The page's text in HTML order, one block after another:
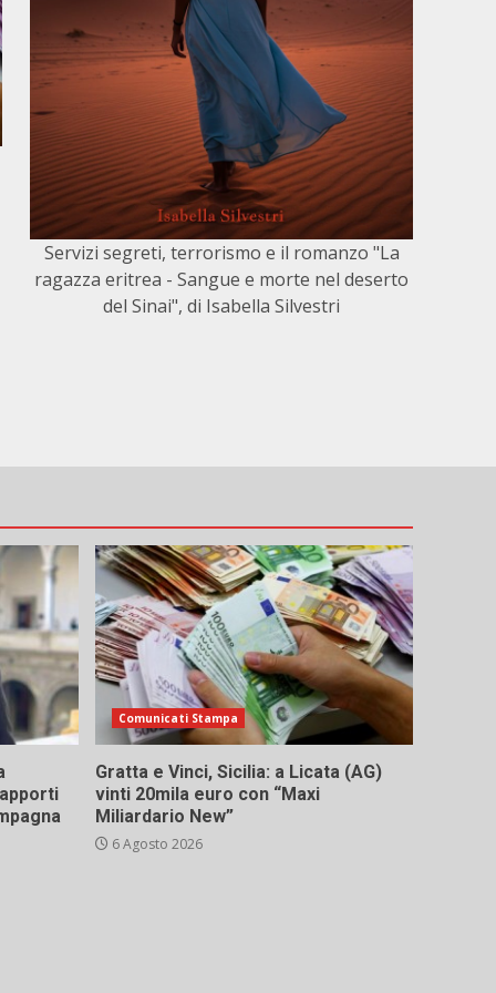
Servizi segreti, terrorismo e il romanzo "La
ragazza eritrea - Sangue e morte nel deserto
del Sinai", di Isabella Silvestri
Comunicati Stampa
Gratta e Vinci, Sicilia: a Licata (AG)
vinti 20mila euro con “Maxi
Miliardario New”
6 Agosto 2026